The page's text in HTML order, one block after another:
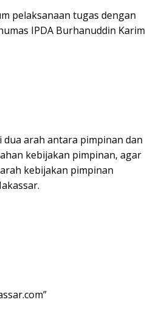
pelaksanaan tugas dengan
IPDA Burhanuddin Karim
arah antara pimpinan dan
kebijakan pimpinan, agar
kebijakan pimpinan